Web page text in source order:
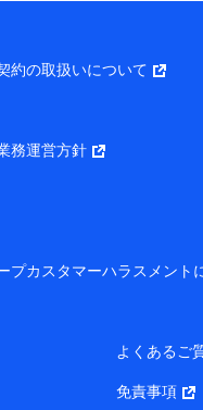
ィングサービスの実施のため
やキャンペーン等の実施のた
案内・手続き・管理等付帯
コモ・フィナンシャルグ
史
本橋人形町2-14-10 アーバ
モ・インシュアランス 代
約の取扱いについて
務運営方針
プカスタマーハラスメント
よくあるご
免責事項